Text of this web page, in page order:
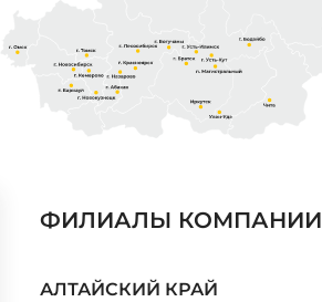
ФИЛИАЛЫ КОМПАНИИ
АЛТАЙСКИЙ КРАЙ